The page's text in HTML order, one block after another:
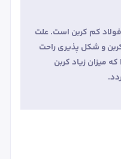
کم کربن است. علت
و شکل پذیری راحت
میزان زیاد کربن